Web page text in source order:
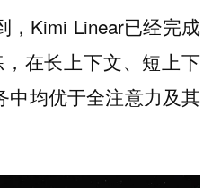
，Kimi Linear已经完成
在长上下文、短上下
中均优于全注意力及其